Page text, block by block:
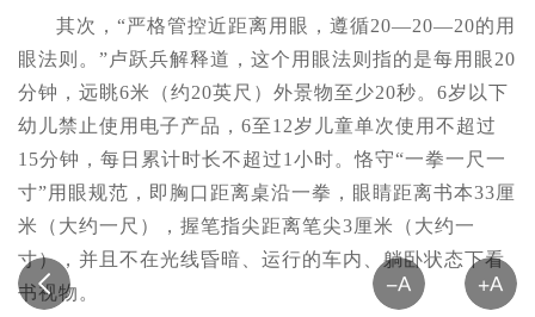
其次，“严格管控近距离用眼，遵循20—20—20的用
眼法则。”卢跃兵解释道，这个用眼法则指的是每用眼20
分钟，远眺6米（约20英尺）外景物至少20秒。6岁以下
幼儿禁止使用电子产品，6至12岁儿童单次使用不超过
15分钟，每日累计时长不超过1小时。恪守“一拳一尺一
寸”用眼规范，即胸口距离桌沿一拳，眼睛距离书本33厘
米（大约一尺），握笔指尖距离笔尖3厘米（大约一
寸），并且不在光线昏暗、运行的车内、躺卧状态下看
书视物。